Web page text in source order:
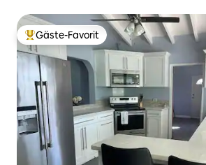
Beliebter Gäste-Favorit.
Gäste-Favorit